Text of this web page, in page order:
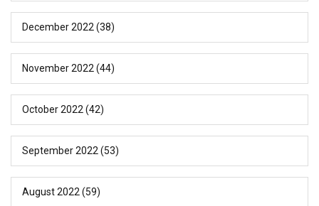
December 2022 (38)
November 2022 (44)
October 2022 (42)
September 2022 (53)
August 2022 (59)